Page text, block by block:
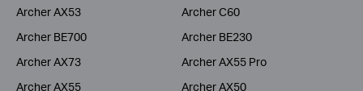
Archer AX53
Archer C60
Archer BE700
Archer BE230
Archer AX73
Archer AX55 Pro
Archer AX55
Archer AX50